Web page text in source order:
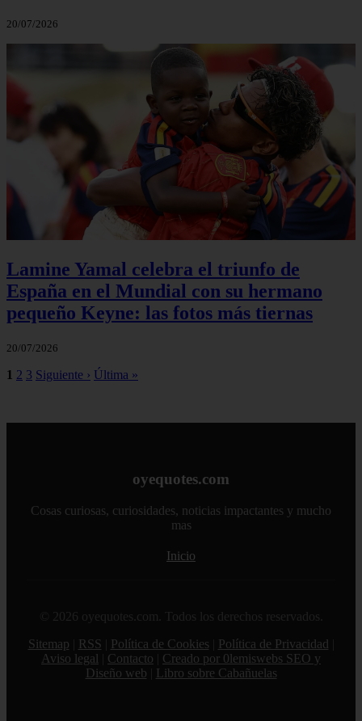
20/07/2026
Lamine Yamal celebra el triunfo de
España en el Mundial con su hermano
pequeño Keyne: las fotos más tiernas
20/07/2026
1 2 3 Siguiente › Última »
oyequotes.com
Cosas curiosas, curiosidades, noticias impactantes y mucho
mas
Inicio
© 2026 oyequotes.com. Todos los derechos reservados.
Sitemap
RSS Política de Cookies Política de Privacidad
Aviso legal
Contacto
Creado por 0lemiswebs SEO y
Diseño web
Libro sobre Cabañuelas